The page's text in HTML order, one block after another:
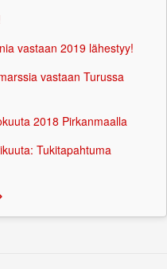
vastaan 2019 lähestyy!
vastaan Turussa
2018 Pirkanmaalla
Tukitapahtuma